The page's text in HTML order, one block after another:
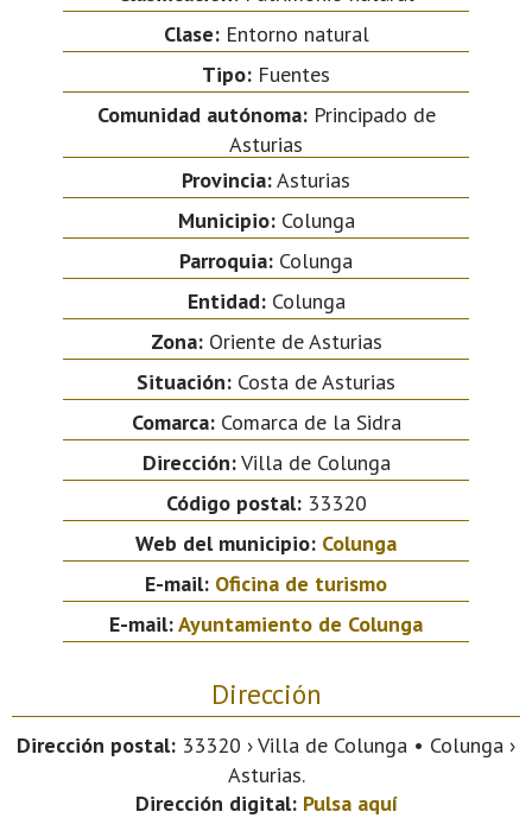
Clase:Entorno natural
Tipo: Fuentes
Comunidad autónoma:Principado de
Asturias
Provincia:Asturias
Municipio:Colunga
Parroquia: Colunga
Entidad:Colunga
Zona:Oriente de Asturias
Situación: Costa de Asturias
Comarca:Comarca de la Sidra
Dirección:Villa de Colunga
Código postal:33320
Web del municipio: Colunga
E-mail: Oficina de turismo
E-mail:Ayuntamiento de Colunga
Dirección
Dirección postal: 33320 › Villa de Colunga • Colunga ›
Asturias.
Dirección digital: Pulsa aquí